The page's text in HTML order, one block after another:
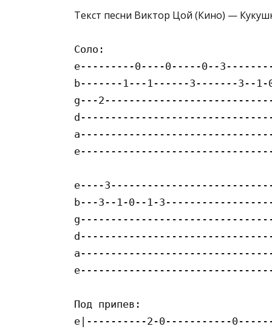
Текст песни Виктор Цой (Кино) —
Соло:
e---------0----0-----0--
b-------1---1------3-------3--
g---
e----
b---3--1-0--1-
Под припев:
e|----------2-0-----------